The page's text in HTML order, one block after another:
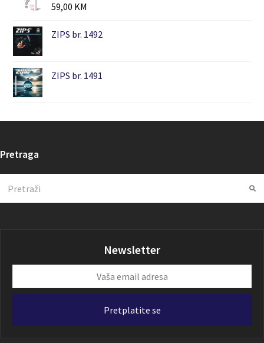
59,00 KM
ZIPS br. 1492
ZIPS br. 1491
Pretraga
Newsletter
email
Pretplatite se